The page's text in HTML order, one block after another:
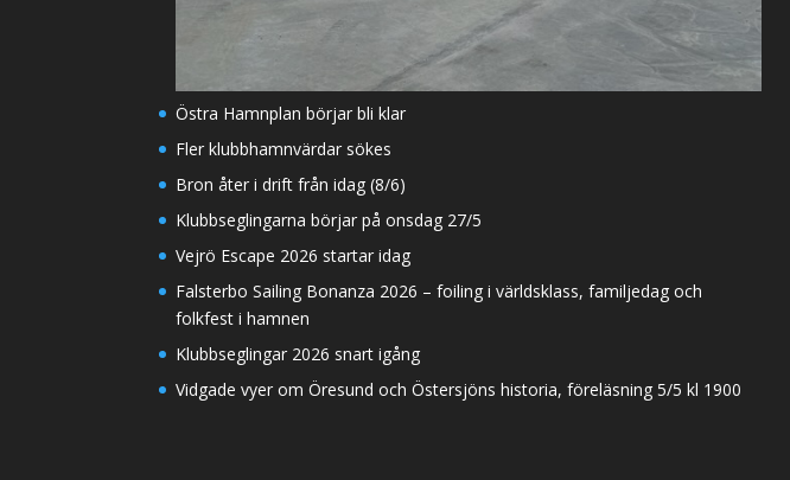
Östra Hamnplan börjar bli klar
Fler klubbhamnvärdar sökes
Bron åter i drift från idag (8/6)
Klubbseglingarna börjar på onsdag 27/5
Vejrö Escape 2026 startar idag
Falsterbo Sailing Bonanza 2026 – foiling i världsklass, familjedag och
folkfest i hamnen
Klubbseglingar 2026 snart igång
Vidgade vyer om Öresund och Östersjöns historia, föreläsning 5/5 kl 1900